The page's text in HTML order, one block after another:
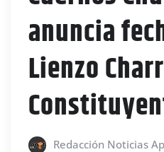
anuncia
Lienzo
Redacción Noticias